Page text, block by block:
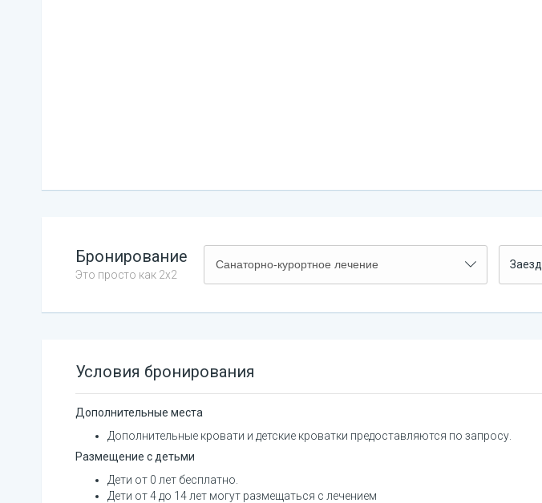
Бронирование
Это просто как 2х2
Заезд
Условия бронирования
Дополнительные места
Дополнительные кровати и детские кроватки предоставляются по запросу.
Размещение с детьми
Дети от 0 лет бесплатно.
Дети от 4 до 14 лет могут размещаться с лечением